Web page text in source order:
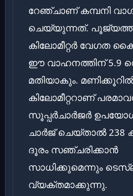
റേഞ്ചാണ് കമ്പനി
ചെയ്യുന്നത്.
കിലോമീറ്റർ വേഗത
ഈ വാഹനത്തിന് 5.9
മതിയാകും. മണിക്കൂറിൽ
കിലോമീറ്ററാണ്
സൂപ്പർചാർജർ
ചാർജ് ചെയ്താൽ 238
ദൂരം സഞ്ചരിക്കാൻ
സാധിക്കുമെന്നും
വ്യക്തമാക്കുന്നു.